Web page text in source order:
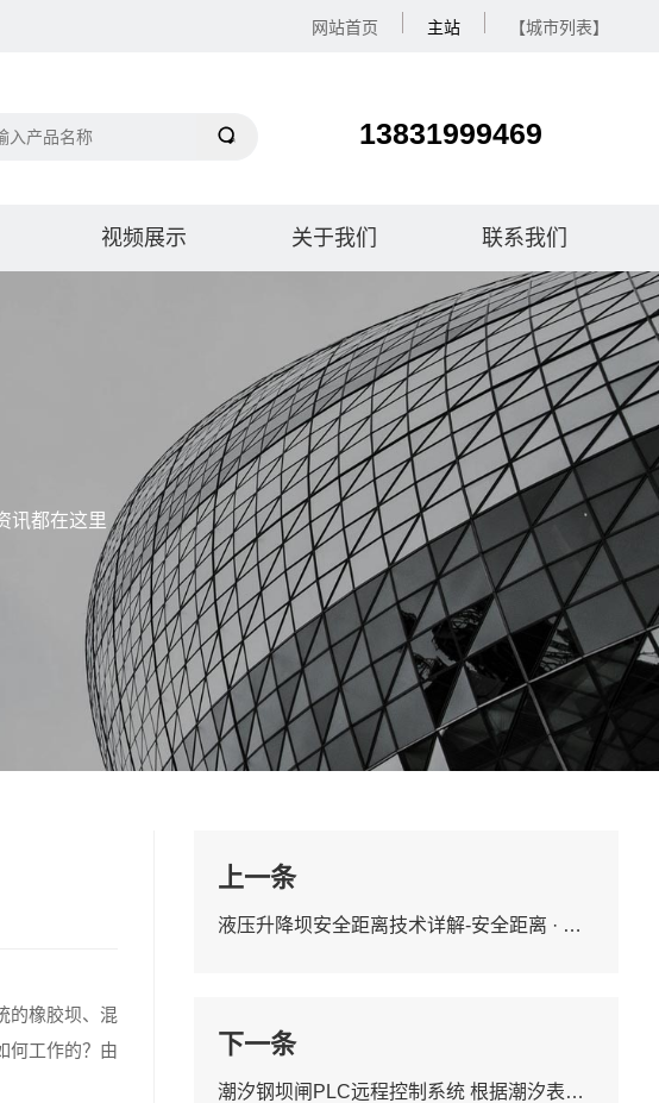
网站首页 主站 【城市列表】
13831999469
视频展示 关于我们 联系我们
讯都在这里
的橡胶坝、混
何工作的？由
上一条
液压升降坝安全距离技术详解-安全距离 · 附型号简述、规范对比
下一条
潮汐钢坝闸PLC远程控制系统 根据潮汐表自动启闭